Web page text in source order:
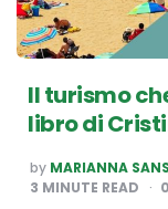
Il turismo
libro di
POSTED
BY
by MARIANNA
3 MINUTE READ